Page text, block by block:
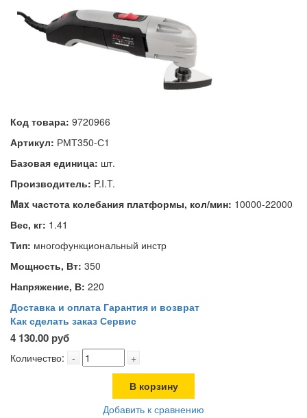
Код товара: 9720966
Артикул: РМТ350-С1
Базовая единица: шт.
Производитель: P.I.T.
Max частота колебания платформы, кол/мин: 10000-22000
Вес, кг: 1.41
Тип: многофункциональный инстр
Мощность, Вт: 350
Напряжение, В: 220
Доставка и оплата Гарантия и возврат
Как сделать заказ Сервис
4 130.00 руб
Количество: - +
В корзину
Добавить к сравнению